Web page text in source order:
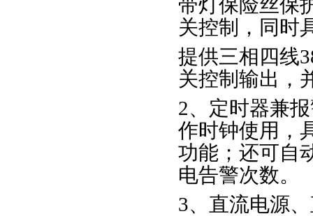
带灯保险丝保
关控制，同时
提供三相四线
关控制输出，
2、定时器兼
作时钟使用，
功能；还可自
电告警次数。
3、直流电源